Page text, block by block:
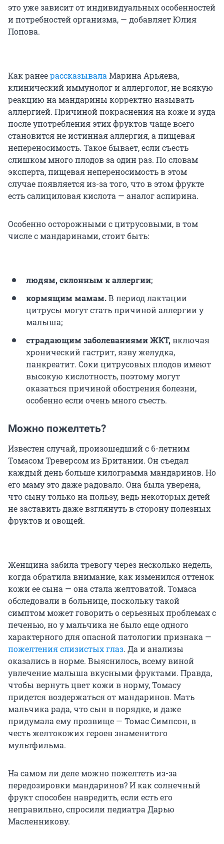
это уже зависит от индивидуальных особенностей
и потребностей организма, — добавляет Юлия
Попова.
Как ранеерассказывалаМарина Арьяева,
клинический иммунолог и аллерголог, не всякую
реакцию на мандарины корректно называть
аллергией. Причиной покраснения на коже и зуда
после употребления этих фруктов чаще всего
становится не истинная аллергия, а пищевая
непереносимость. Такое бывает, если съесть
слишком много плодов за один раз. По словам
эксперта, пищевая непереносимость в этом
случае появляется из-за того, что в этом фрукте
есть салициловая кислота — аналог аспирина.
Особенно осторожными с цитрусовыми, в том
числе с мандаринами, стоит быть:
людям, склонным к аллергии;
кормящим мамам.В период лактации
цитрусы могут стать причиной аллергии у
малыша;
страдающим заболеваниями ЖКТ,включая
хронический гастрит, язву желудка,
панкреатит. Соки цитрусовых плодов имеют
высокую кислотность, поэтому могут
оказаться причиной обострения болезни,
особенно если очень много съесть.
Можно пожелтеть?
Известен случай, произошедший с 6-летним
Томасом Треверсом из Британии. Он съедал
каждый день больше килограмма мандаринов. Но
его маму это даже радовало. Она была уверена,
что сыну только на пользу, ведь некоторых детей
не заставить даже взглянуть в сторону полезных
фруктов и овощей.
Женщина забила тревогу через несколько недель,
когда обратила внимание, как изменился оттенок
кожи ее сына — она стала желтоватой. Томаса
обследовали в больнице, поскольку такой
симптом может говорить о серьезных проблемах с
печенью, но у мальчика не было еще одного
характерного для опасной патологии признака —
пожелтения слизистых глаз. Да и анализы
оказались в норме. Выяснилось, всему виной
увлечение малыша вкусными фруктами. Правда,
чтобы вернуть цвет кожи в норму, Томасу
придется воздержаться от мандаринов. Мать
мальчика рада, что сын в порядке, и даже
придумала ему прозвище — Томас Симпсон, в
честь желтокожих героев знаменитого
мультфильма.
На самом ли деле можно пожелтеть из-за
передозировки мандаринов? И как солнечный
фрукт способен навредить, если есть его
неправильно, спросили педиатра Дарью
Масленникову.